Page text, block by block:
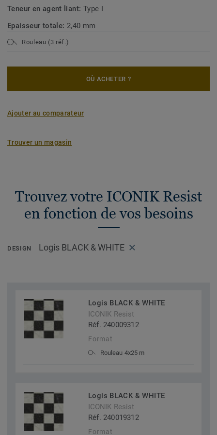
Teneur en agent liant: Type I
Epaisseur totale: 2,40 mm
Rouleau (3 réf.)
OÙ ACHETER ?
Ajouter au comparateur
Trouver un magasin
Trouvez votre ICONIK Resist
en fonction de vos besoins
DESIGN Logis BLACK & WHITE
Logis BLACK & WHITE
ICONIK Resist
Réf. 240009312
Format
Rouleau 4x25 m
Logis BLACK & WHITE
ICONIK Resist
Réf. 240019312
Format